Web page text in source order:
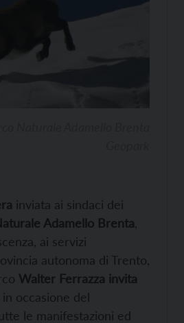
inviata ai sindaci dei
Adamello Brenta
ai servizi
autonoma di Trento,
Walter Ferrazza invita
in occasione del
le manifestazioni ed